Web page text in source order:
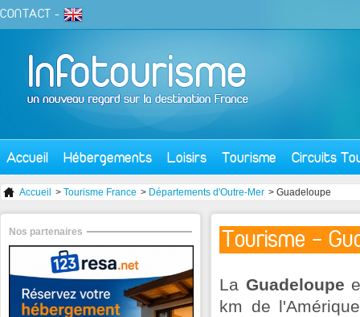
CONTACT -
Accueil Hébergements Loisirs Tourisme Circuits
Accueil > Tourisme France > Départements d'Outre-Mer > Guadeloupe
Tourisme -
La Guadeloupe
km de
Nos partenaires